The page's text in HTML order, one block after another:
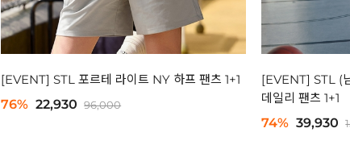
[EVENT] STL 포르테 라이트 NY 하프 팬츠 1+1
76% 22,930 96,000
[EVENT] STL (
데일리 팬츠 1+1
74% 39,930